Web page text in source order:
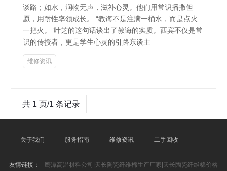
谈路；如水，润物无声，滋补心灵。他们用常识播撒但
愿，用耐性率领成长。 “教诲不是注满一桶水，而是点火
一把火。”叶芝的这句话谈出了教诲的实质。西宾不仅是常
识的传授者，更是学生心灵的引路东谈主
维修资讯
共 1 页/1 条记录
关于我们 服务指南 维修资讯 二手回收
友情链接：
鹰潭高温材料公司|天长陶瓷纤维棉生产厂家|天长陶瓷纤维棉价格